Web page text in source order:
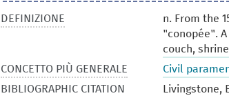
DEFINIZIONE
n. From the
"conopée".
couch,
CONCETTO PIÙ GENERALE
Civil
BIBLIOGRAPHIC CITATION
Livingstone,